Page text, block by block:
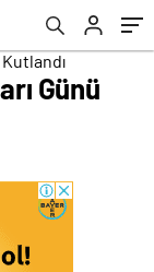
Günü